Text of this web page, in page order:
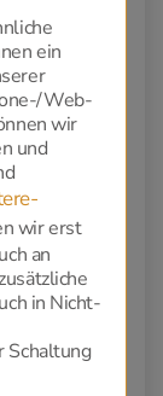
Urne,
-
für die
ein
Web-
wir
und
wir erst
an
in Nicht-
Schaltung